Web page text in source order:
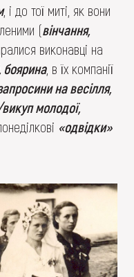
, і до тої миті, як вони
(вінчання,
виконавці на
, в їх компанії
на весілля,
молодої,
«одвідки»